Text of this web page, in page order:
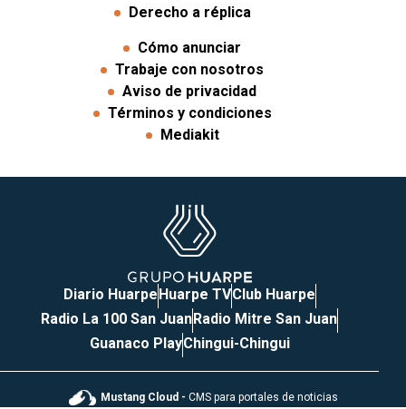
Derecho a réplica
Cómo anunciar
Trabaje con nosotros
Aviso de privacidad
Términos y condiciones
Mediakit
Diario HuarpeHuarpe TVClub Huarpe
Radio La 100 San JuanRadio Mitre San Juan
Guanaco PlayChingui-Chingui
Mustang Cloud - CMS para portales de noticias